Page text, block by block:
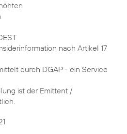
nach Artikel 17
durch DGAP - ein Service
ist der Emittent /